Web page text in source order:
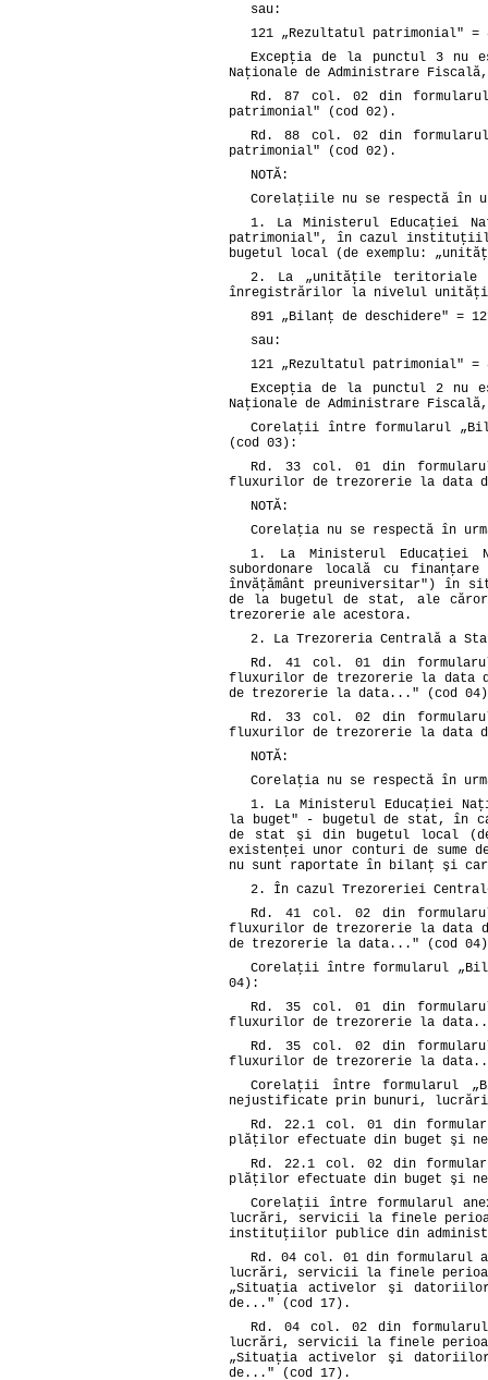
sau:
121 „Rezultatul patrimonial" =
Excepţia de la punctul 3
Naţionale de Administrare
Rd. 87 col. 02 din
patrimonial" (cod 02).
Rd. 88 col. 02 din
patrimonial" (cod 02).
NOTĂ:
Corelaţiile nu se respectă în
1. La Ministerul Educaţiei
patrimonial", în cazul
bugetul local (de exemplu:
2. La „unităţile teritoriale
înregistrărilor la nivelul
891 „Bilanţ de deschidere" =
sau:
121 „Rezultatul patrimonial" =
Excepţia de la punctul 2
Naţionale de Administrare
Corelaţii între formularul
(cod 03):
Rd. 33 col. 01 din
fluxurilor de trezorerie la data
NOTĂ:
Corelaţia nu se respectă în
1. La Ministerul
subordonare locală cu
învăţământ preuniversitar") în
de la bugetul de stat, ale
trezorerie ale acestora.
2. La Trezoreria Centrală a
Rd. 41 col. 01 din
fluxurilor de trezorerie la data
de trezorerie la data..." (cod
Rd. 33 col. 02 din
fluxurilor de trezorerie la data
NOTĂ:
Corelaţia nu se respectă în
1. La Ministerul Educaţiei
la buget" - bugetul de stat, în
de stat şi din bugetul local
existenţei unor conturi de sume
nu sunt raportate în bilanţ şi
2. În cazul Trezoreriei
Rd. 41 col. 02 din
fluxurilor de trezorerie la data
de trezorerie la data..." (cod
Corelaţii între formularul
04):
Rd. 35 col. 01 din
fluxurilor de trezorerie la
Rd. 35 col. 02 din
fluxurilor de trezorerie la
Corelaţii între formularul
nejustificate prin bunuri,
Rd. 22.1 col. 01 din
plăţilor efectuate din buget şi
Rd. 22.1 col. 02 din
plăţilor efectuate din buget şi
Corelaţii între formularul
lucrări, servicii la finele
instituţiilor publice din
Rd. 04 col. 01 din formularul
lucrări, servicii la finele
„Situaţia activelor şi
de..." (cod 17).
Rd. 04 col. 02 din
lucrări, servicii la finele
„Situaţia activelor şi
de..." (cod 17).